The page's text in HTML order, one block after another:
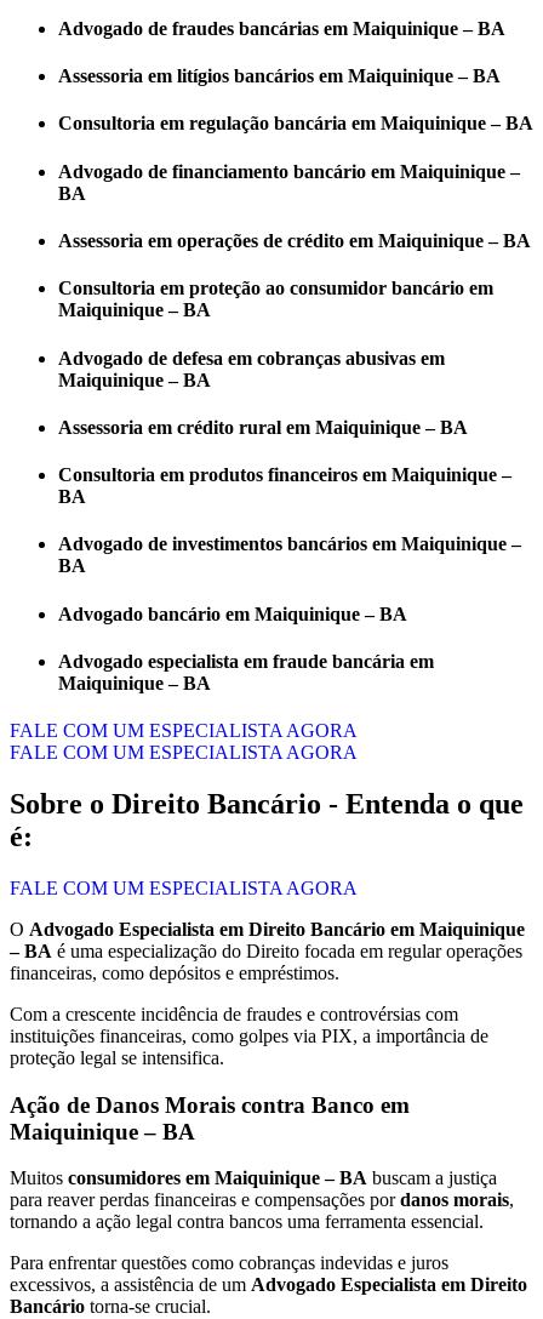
Advogado de fraudes bancárias em Maiquinique – BA
Assessoria em litígios bancários em Maiquinique – BA
Consultoria em regulação bancária em Maiquinique – BA
Advogado de financiamento bancário em Maiquinique –
BA
Assessoria em operações de crédito em Maiquinique – BA
Consultoria em proteção ao consumidor bancário em
Maiquinique – BA
Advogado de defesa em cobranças abusivas em
Maiquinique – BA
Assessoria em crédito rural em Maiquinique – BA
Consultoria em produtos financeiros em Maiquinique –
BA
Advogado de investimentos bancários em Maiquinique –
BA
Advogado bancário em Maiquinique – BA
Advogado especialista em fraude bancária em
Maiquinique – BA
FALE COM UM ESPECIALISTA AGORA
FALE COM UM ESPECIALISTA AGORA
Sobre o Direito Bancário - Entenda o que
é:
FALE COM UM ESPECIALISTA AGORA
O Advogado Especialista em Direito Bancário em Maiquinique
– BA é uma especialização do Direito focada em regular operações
financeiras, como depósitos e empréstimos.
Com a crescente incidência de fraudes e controvérsias com
instituições financeiras, como golpes via PIX, a importância de
proteção legal se intensifica.
Ação de Danos Morais contra Banco em
Maiquinique – BA
Muitos consumidores em Maiquinique – BA buscam a justiça
para reaver perdas financeiras e compensações pordanos morais,
tornando a ação legal contra bancos uma ferramenta essencial.
Para enfrentar questões como cobranças indevidas e juros
excessivos, a assistência de um Advogado Especialista em Direito
Bancário torna-se crucial.